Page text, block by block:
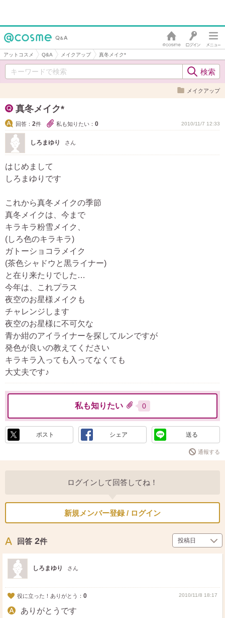
アットコスメ Q&A メイクアップ 真冬メイク*
メイクアップ
真冬メイク*
回答： 2件 私も知りたい： 0 2010/11/7 12:33
しろまゆり さん
はじめまして
しろまゆりです
これから真冬メイクの季節
真冬メイクは、今まで
キラキラ粉雪メイク、
(しろ色のキラキラ)
ガトーショコラメイク
(茶色シャドウと黒ライナー)
と在り来たりでした…
今年は、これプラス
夜空のお星様メイクも
チャレンジします
夜空のお星様に不可欠な
青か紺のアイライナーを探してルンですが
発色が良いの教えてください
キラキラ入っても入ってなくても
大丈夫です♪
私も知りたい 0
ポスト シェア 送る
通報する
ログインして回答してね！
新規メンバー登録 / ログイン
回答 2件
しろまゆり さん
役に立った！ありがとう： 0 2010/11/8 18:17
ありがとうです